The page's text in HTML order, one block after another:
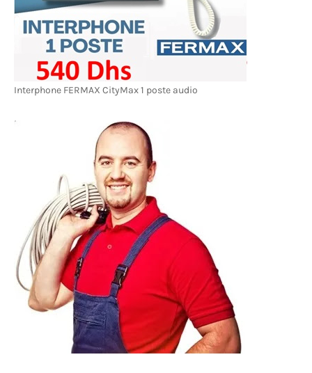
Interphone FERMAX CityMax 1 poste audio